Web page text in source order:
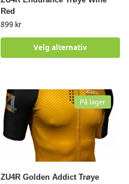
Red
899 kr
Velg alternativ
ZU4R Golden Addict Trøye
På lager